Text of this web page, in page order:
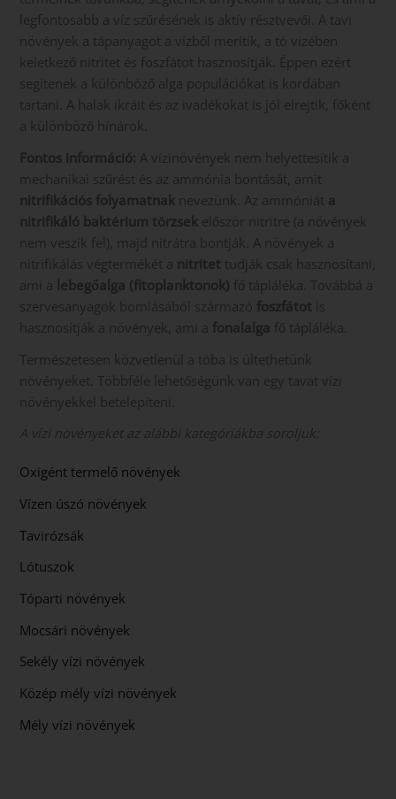
legfontosabb a víz szűrésének is aktív résztvevői. A tavi
növények a tápanyagot a vízből merítik, a tó vizében
keletkező nitritet és foszfátot hasznosítják. Éppen ezért
segítenek a különböző alga populációkat is kordában
tartani. A halak ikráit és az ivadékokat is jól elrejtik, főként
a különböző hínárok.
Fontos információ: A vízinövények nem helyettesítik a
mechanikai szűrést és az ammónia bontását, amit
nitrifikációs folyamatnak nevezünk. Az ammóniát a
nitrifikáló baktérium törzsek először nitritre (a növények
nem veszik fel), majd nitrátra bontják. A növények a
nitrifikálás végtermékét a nitritet tudják csak hasznosítani,
ami a lebegőalga (fitoplanktonok) fő tápláléka. Továbbá a
szervesanyagok bomlásából származó foszfátot is
hasznosítják a növények, ami a fonalalga fő tápláléka.
Természetesen közvetlenül a tóba is ültethetünk
növényeket. Többféle lehetőségünk van egy tavat vízi
növényekkel betelepíteni.
A vízi növényeket az alábbi kategóriákba soroljuk:
Oxigént termelő növények
Vízen úszó növények
Tavirózsák
Lótuszok
Tóparti növények
Mocsári növények
Sekély vízi növények
Közép mély vízi növények
Mély vízi növények